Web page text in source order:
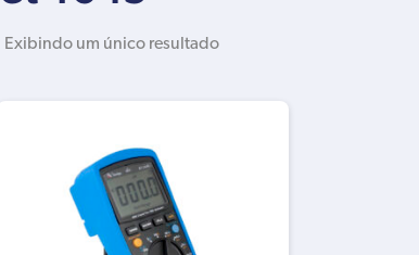
Exibindo um único resultado